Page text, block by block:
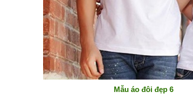
Mẫu áo đôi đẹp 6